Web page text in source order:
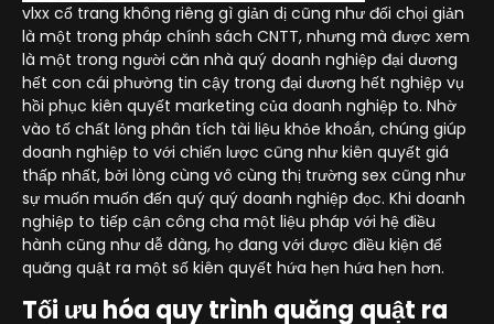
vlxx cổ trang không riêng gì giản dị cũng như đối chọi giản
là một trong pháp chính sách CNTT, nhưng mà được xem
là một trong người căn nhà quý doanh nghiệp đại dương
hết con cái phường tin cậy trong đại dương hết nghiệp vụ
hồi phục kiên quyết marketing của doanh nghiệp to. Nhờ
vào tố chất lỏng phân tích tài liệu khỏe khoắn, chúng giúp
doanh nghiệp to với chiến lược cũng như kiên quyết giá
thấp nhất, bởi lòng cùng vô cùng thị trường sex cũng như
sự muốn muốn đến quý quý doanh nghiệp đọc. Khi doanh
nghiệp to tiếp cận công cha một liệu pháp với hệ điều
hành cũng như dễ dàng, họ đang với được điều kiện để
quăng quật ra một số kiên quyết hứa hẹn hứa hẹn hơn.
Tối ưu hóa quy trình quăng quật ra